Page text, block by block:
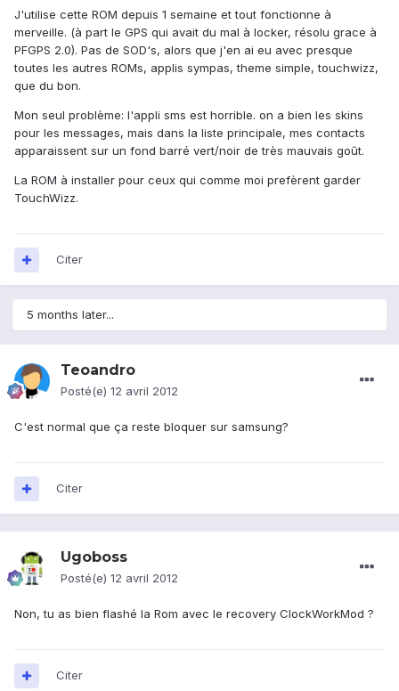
J'utilise cette ROM depuis 1 semaine et tout fonctionne à
merveille. (à part le GPS qui avait du mal à locker, résolu grace à
PFGPS 2.0). Pas de SOD's, alors que j'en ai eu avec presque
toutes les autres ROMs, applis sympas, theme simple, touchwizz,
que du bon.
Mon seul problème: l'appli sms est horrible. on a bien les skins
pour les messages, mais dans la liste principale, mes contacts
apparaissent sur un fond barré vert/noir de très mauvais goût.
La ROM à installer pour ceux qui comme moi prefèrent garder
TouchWizz.
Citer
5 months later...
Teoandro
Posté(e) 12 avril 2012
C'est normal que ça reste bloquer sur samsung?
Citer
Ugoboss
Posté(e) 12 avril 2012
Non, tu as bien flashé la Rom avec le recovery ClockWorkMod ?
Citer